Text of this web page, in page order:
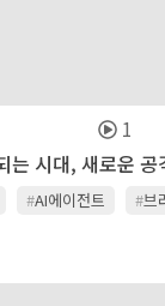
1
는 시대, 새로운 공
#AI에이전트 #브